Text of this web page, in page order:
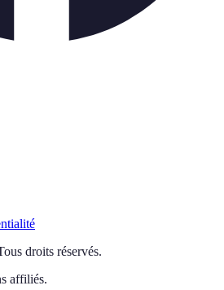
droits réservés.
affiliés.